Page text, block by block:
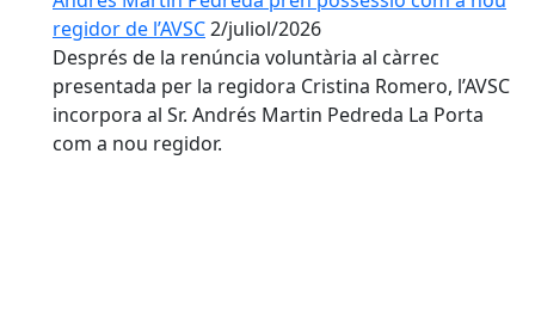
regidor de l’AVSC2/juliol/2026
Després de la renúncia voluntària al càrrec
presentada per la regidora Cristina Romero, l’AVSC
incorpora al Sr. Andrés Martin Pedreda La Porta
com a nou regidor.